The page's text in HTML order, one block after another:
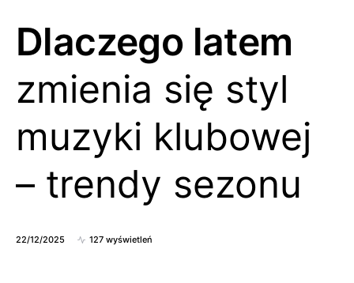
Dlaczego latem
zmienia się styl
muzyki klubowej
– trendy sezonu
22/12/2025 127 wyświetleń